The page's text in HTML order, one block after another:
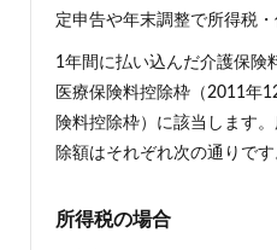
定申告や年末調整で所得税
1年間に払い込んだ介護保険
医療保険料控除枠（2011年
険料控除枠）に該当します
除額はそれぞれ次の通りです
所得税の場合